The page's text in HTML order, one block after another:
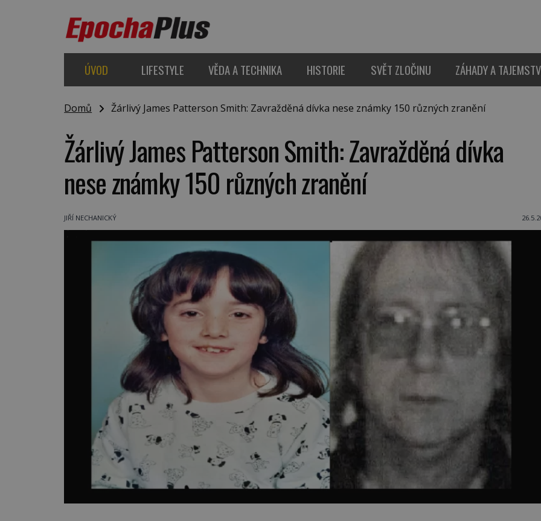
ÚVOD LIFESTYLE VĚDA A TECHNIKA HISTORIE SVĚT ZLOČINU ZÁHADY A
Domů Žárlivý James Patterson Smith: Zavražděná dívka nese známky 150 různých zranění
Žárlivý James Patterson Smith: Zavražděná dívka
nese známky 150 různých zranění
JIŘÍ NECHANICKÝ